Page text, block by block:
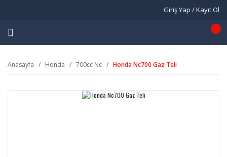
Giriş Yap / Kayıt Ol
Anasayfa Honda 700cc Nc Honda Nc700 Gaz Teli